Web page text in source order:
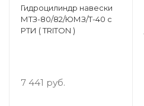
Гидроцилиндр навески
МТЗ-80/82/ЮМЗ/Т-40 с
РТИ ( TRITON )
7 441 руб.